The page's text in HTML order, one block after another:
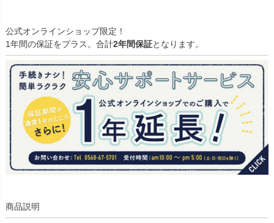
公式オンラインショップ限定！
1年間の保証をプラス。合計2年間保証となります。
商品説明